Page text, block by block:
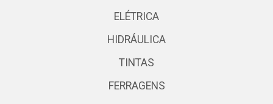
ELÉTRICA
HIDRÁULICA
TINTAS
FERRAGENS